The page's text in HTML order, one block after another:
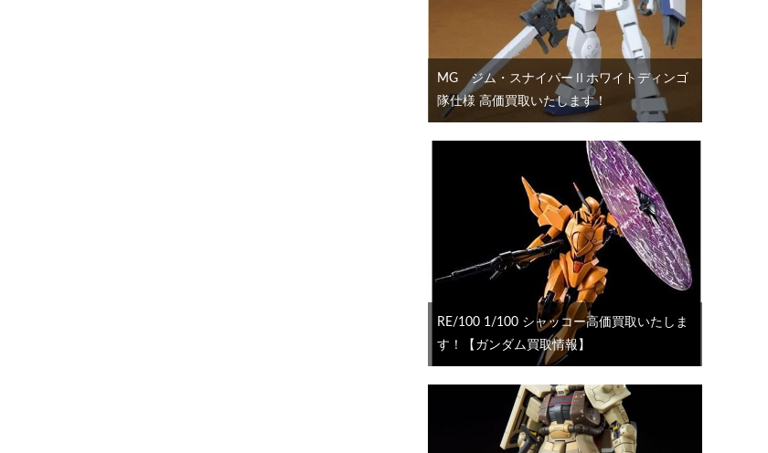
MG ジム・スナイパーⅡホワイトディンゴ
隊仕様 高価買取いたします！
RE/100 1/100 シャッコー高価買取いたしま
す！【ガンダム買取情報】